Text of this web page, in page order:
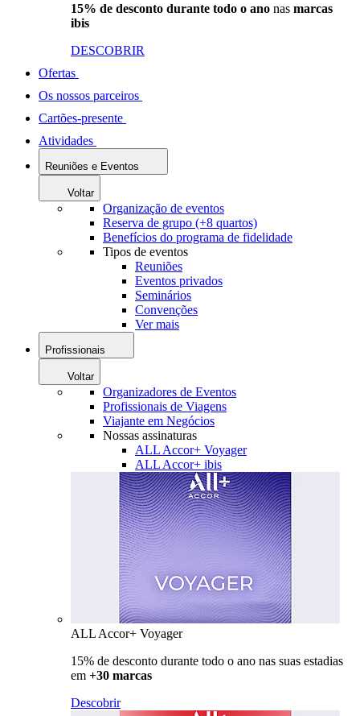
15% de desconto durante todo o ano nas marcas
ibis
DESCOBRIR
Ofertas
Os nossos parceiros
Cartões-presente
Atividades
Reuniões e Eventos
Voltar
Organização de eventos
Reserva de grupo (+8 quartos)
Benefícios do programa de fidelidade
Tipos de eventos
Reuniões
Eventos privados
Seminários
Convenções
Ver mais
Profissionais
Voltar
Organizadores de Eventos
Profissionais de Viagens
Viajante em Negócios
Nossas assinaturas
ALL Accor+ Voyager
ALL Accor+ ibis
ALL Accor+ Voyager
15% de desconto durante todo o ano nas suas estadias
em +30 marcas
Descobrir